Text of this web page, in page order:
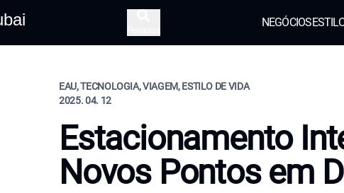
NEGÓCIOS
EAU, TECNOLOGIA, VIAGEM, ESTILO DE VIDA
2025. 04. 12
Estacionamento
Novos Pontos em